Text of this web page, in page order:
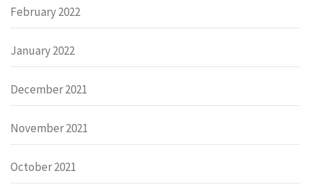
February 2022
January 2022
December 2021
November 2021
October 2021